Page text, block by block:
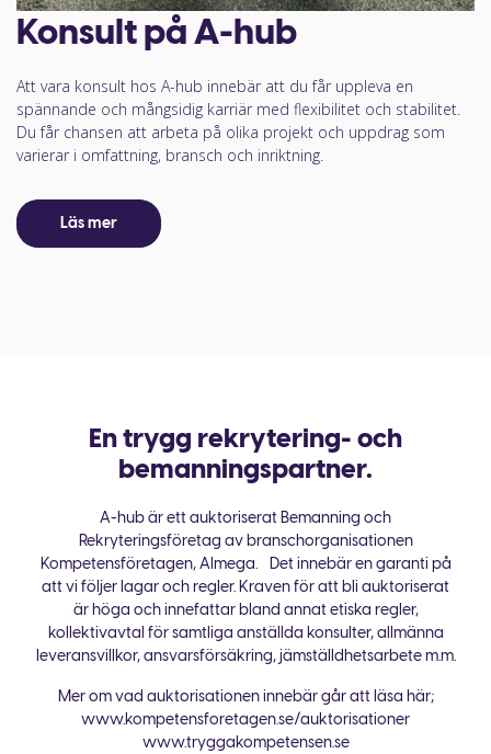
Konsult på A-hub
Att vara konsult hos A-hub innebär att du får uppleva en
spännande och mångsidig karriär med flexibilitet och stabilitet.
Du får chansen att arbeta på olika projekt och uppdrag som
varierar i omfattning, bransch och inriktning.
Läs mer
En trygg rekrytering- och
bemanningspartner.
A-hub är ett auktoriserat Bemanning och
Rekryteringsföretag av branschorganisationen
Kompetensföretagen, Almega. Det innebär en garanti på
att vi följer lagar och regler. Kraven för att bli auktoriserat
är höga och innefattar bland annat etiska regler,
kollektivavtal för samtliga anställda konsulter, allmänna
leveransvillkor, ansvarsförsäkring, jämställdhetsarbete m.m.
Mer om vad auktorisationen innebär går att läsa här;
www.kompetensforetagen.se/auktorisationer
www.tryggakompetensen.se